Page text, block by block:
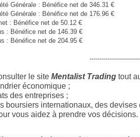
Générale : Bénéfice net de 346.31 €
Générale : Bénéfice net de 176.96 €
: Bénéfice net de 50.12 €
: Bénéfice net de 146.39 €
: Bénéfice net de 204.95 €
le site Mentalist Trading tout
économique ;
des entreprises ;
boursiers internationaux, des devises
vous aidez à prendre vos décisions.